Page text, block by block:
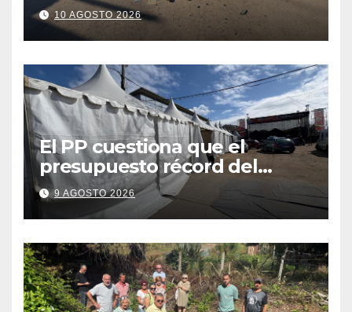
10 AGOSTO 2026
El PP cuestiona que el
presupuesto récord del
Cristo se traduzca en unas
fiestas más plurales
9 AGOSTO 2026